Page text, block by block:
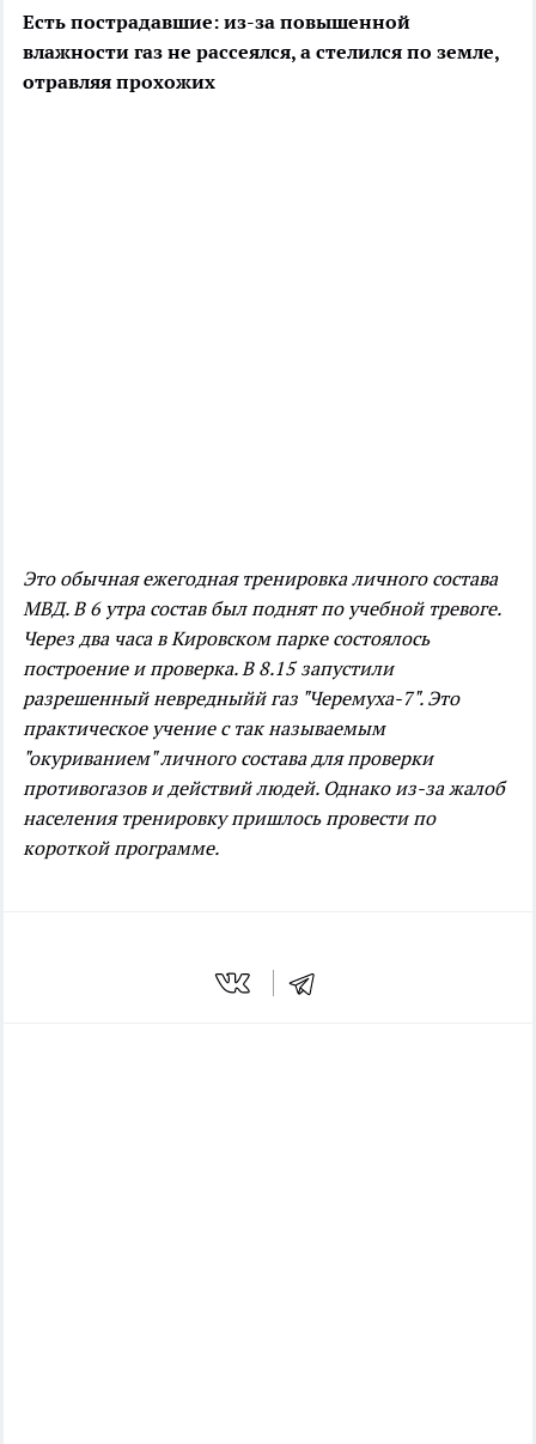
Есть пострадавшие: из-за повышенной
влажности газ не рассеялся, а стелился по земле,
отравляя прохожих
Это обычная ежегодная тренировка личного состава
МВД. В 6 утра состав был поднят по учебной тревоге.
Через два часа в Кировском парке состоялось
построение и проверка. В 8.15 запустили
разрешенный невредныйй газ "Черемуха-7". Это
практическое учение с так называемым
"окуриванием" личного состава для проверки
противогазов и действий людей. Однако из-за жалоб
населения тренировку пришлось провести по
короткой программе.